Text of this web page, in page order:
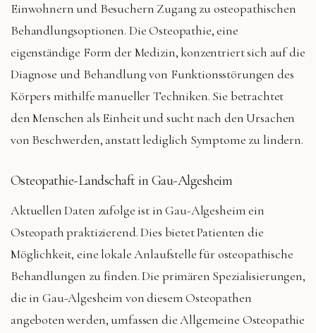
Einwohnern und Besuchern Zugang zu osteopathischen
Behandlungsoptionen. Die Osteopathie, eine
eigenständige Form der Medizin, konzentriert sich auf die
Diagnose und Behandlung von Funktionsstörungen des
Körpers mithilfe manueller Techniken. Sie betrachtet
den Menschen als Einheit und sucht nach den Ursachen
von Beschwerden, anstatt lediglich Symptome zu lindern.
Osteopathie-Landschaft in Gau-Algesheim
Aktuellen Daten zufolge ist in Gau-Algesheim ein
Osteopath praktizierend. Dies bietet Patienten die
Möglichkeit, eine lokale Anlaufstelle für osteopathische
Behandlungen zu finden. Die primären Spezialisierungen,
die in Gau-Algesheim von diesem Osteopathen
angeboten werden, umfassen die Allgemeine Osteopathie